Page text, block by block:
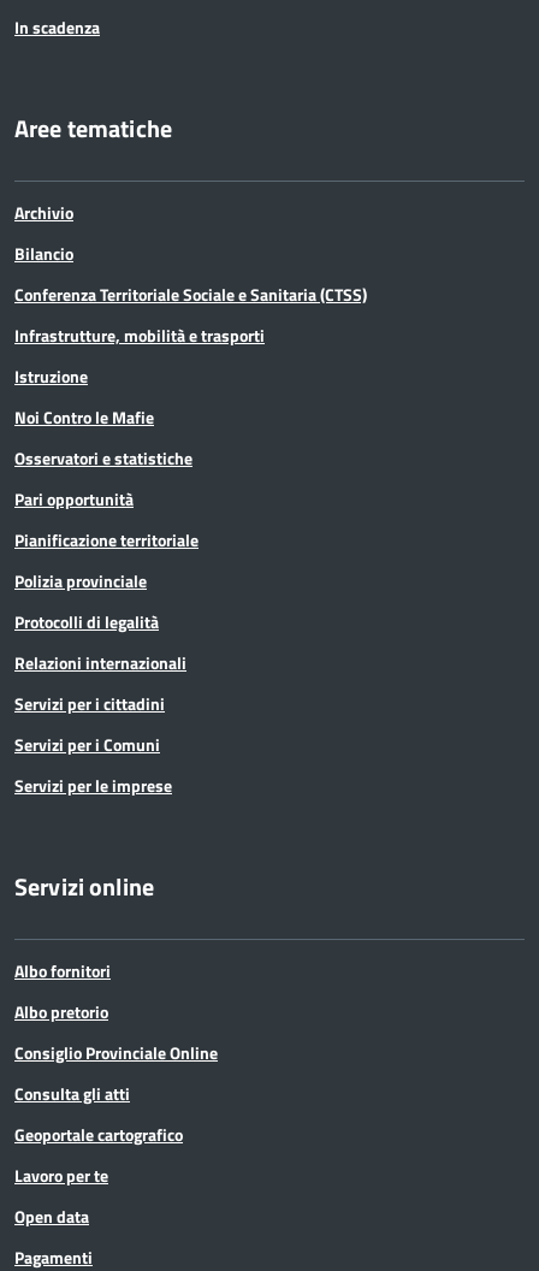
In scadenza
Aree tematiche
Archivio
Bilancio
Conferenza Territoriale Sociale e Sanitaria (CTSS)
Infrastrutture, mobilità e trasporti
Istruzione
Noi Contro le Mafie
Osservatori e statistiche
Pari opportunità
Pianificazione territoriale
Polizia provinciale
Protocolli di legalità
Relazioni internazionali
Servizi per i cittadini
Servizi per i Comuni
Servizi per le imprese
Servizi online
Albo fornitori
Albo pretorio
Consiglio Provinciale Online
Consulta gli atti
Geoportale cartografico
Lavoro per te
Open data
Pagamenti